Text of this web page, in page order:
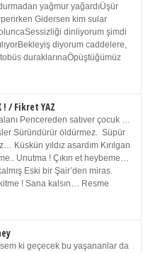
durmadan yağmur yağardıÜşür
Gidersen kim sular
dinliyorum şimdi
diyorum caddelere,
duraklarınaÖpüştüğümüz
! / Fikret YAZ
Pencereden satıver çocuk …
Süründürür öldürmez. Süpür
Küskün yıldız asardım Kırılgan
Unutma ! Çıkın et heybeme…
Eski bir Şair’den miras.
! Sana kalsın… Resme
ki geçecek bu yaşananlar da